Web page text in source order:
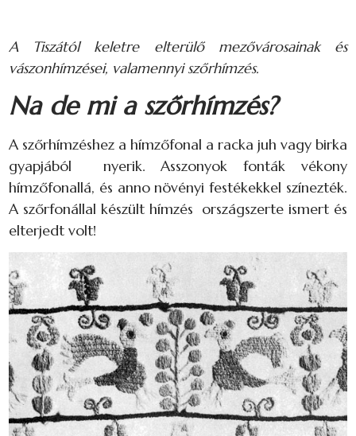
A Tiszától keletre elterülő mezővárosainak és
vászonhímzései, valamennyi szőrhímzés.
Na de mi a szőrhímzés?
A szőrhímzéshez a hímzőfonal a racka juh vagy birka
gyapjából nyerik. Asszonyok fonták vékony
hímzőfonallá, és anno növényi festékekkel színezték.
A szőrfonállal készült hímzés országszerte ismert és
elterjedt volt!